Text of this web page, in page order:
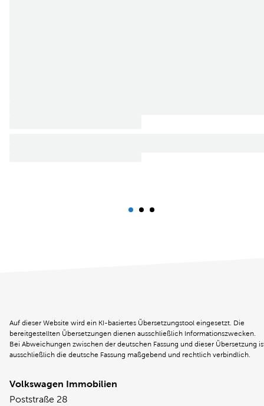
Auf dieser Website wird ein KI-basiertes Übersetzungstool eingesetzt. Die
bereitgestellten Übersetzungen dienen ausschließlich Informationszwecken.
Bei Abweichungen zwischen der deutschen Fassung und dieser Übersetzung
ausschließlich die deutsche Fassung maßgebend und rechtlich verbindlich.
Volkswagen Immobilien
Poststraße 28